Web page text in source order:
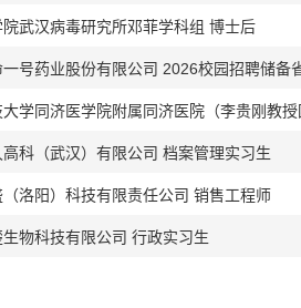
武汉病毒研究所邓菲学科组 博士后
号药业股份有限公司 2026校园招聘储备
学同济医学院附属同济医院（李贵刚教
科（武汉）有限公司 档案管理实习生
洛阳）科技有限责任公司 销售工程师
物科技有限公司 行政实习生